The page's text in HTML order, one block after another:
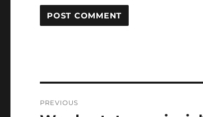
PREVIOUS